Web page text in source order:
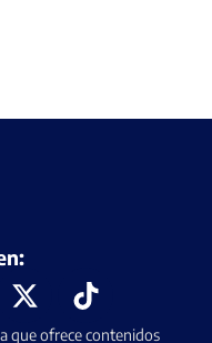
que ofrece contenidos